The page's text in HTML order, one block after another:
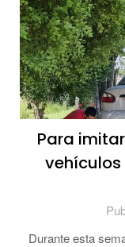
Para
Durante esta